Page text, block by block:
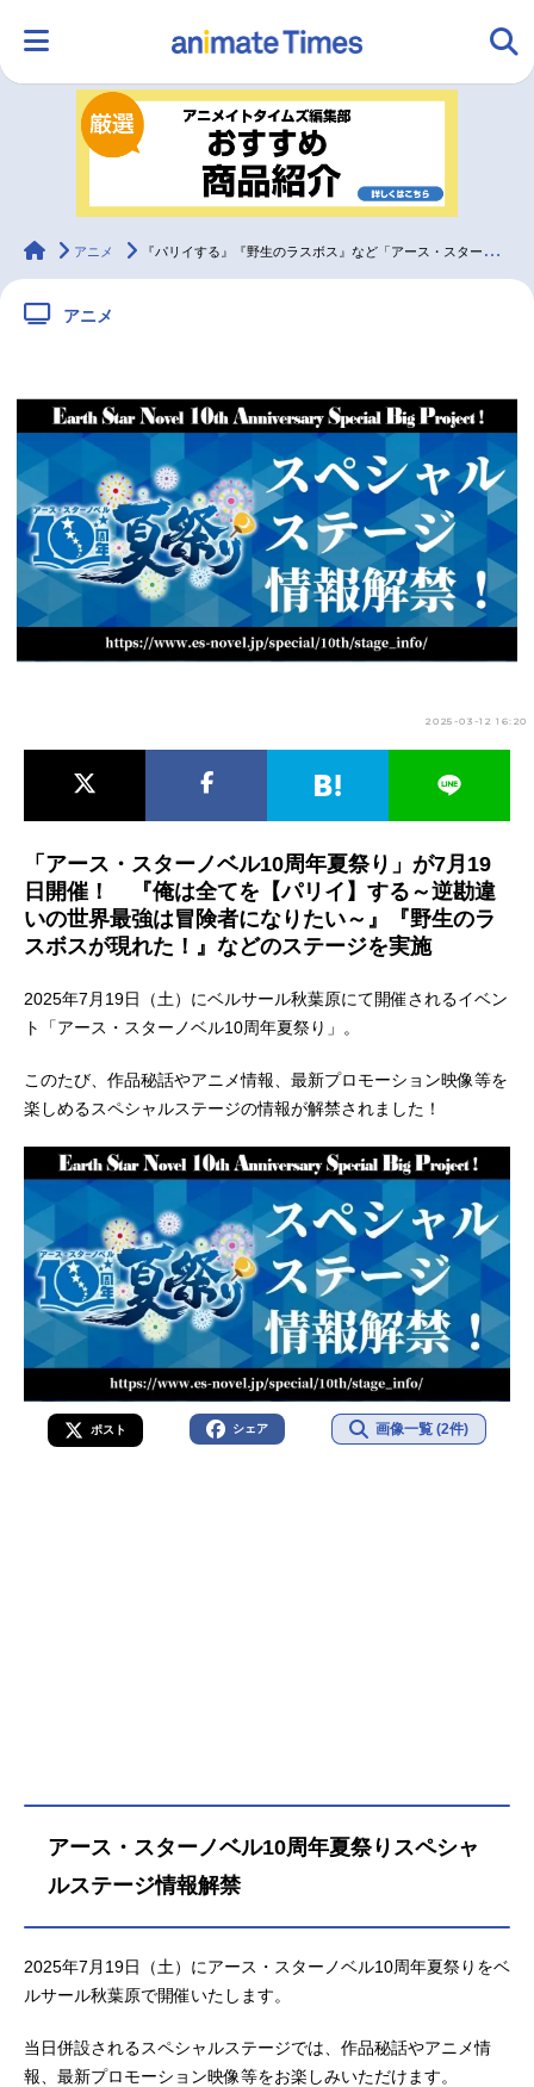
ランキング アニメ
ラジオ
2.5次元 配信・Vtuber トレンド 無料マンガ
最新記事一覧
アニメ記事一覧 声優記事一覧
アニメ映画一覧 実写化映画一覧
今期アニメ曜日別一覧
男性声優/女性声優一覧
animateTimes
アニメ 『パリイする』『野生のラスボス』など「アース・スターノベル10周年夏祭り」のステージ情報が解禁
アニメ
2025-03-12 16:20
「アース・スターノベル10周年夏祭り」が7月19
日開催！ 『俺は全てを【パリイ】する～逆勘違
いの世界最強は冒険者になりたい～』『野生のラ
スボスが現れた！』などのステージを実施
2025年7月19日（土）にベルサール秋葉原にて開催されるイベン
ト「アース・スターノベル10周年夏祭り」。
このたび、作品秘話やアニメ情報、最新プロモーション映像等を
楽しめるスペシャルステージの情報が解禁されました！
ポスト シェア 画像一覧 (2件)
アース・スターノベル10周年夏祭りスペシャ
ルステージ情報解禁
2025年7月19日（土）にアース・スターノベル10周年夏祭りをベ
ルサール秋葉原で開催いたします。
当日併設されるスペシャルステージでは、作品秘話やアニメ情
報、最新プロモーション映像等をお楽しみいただけます。